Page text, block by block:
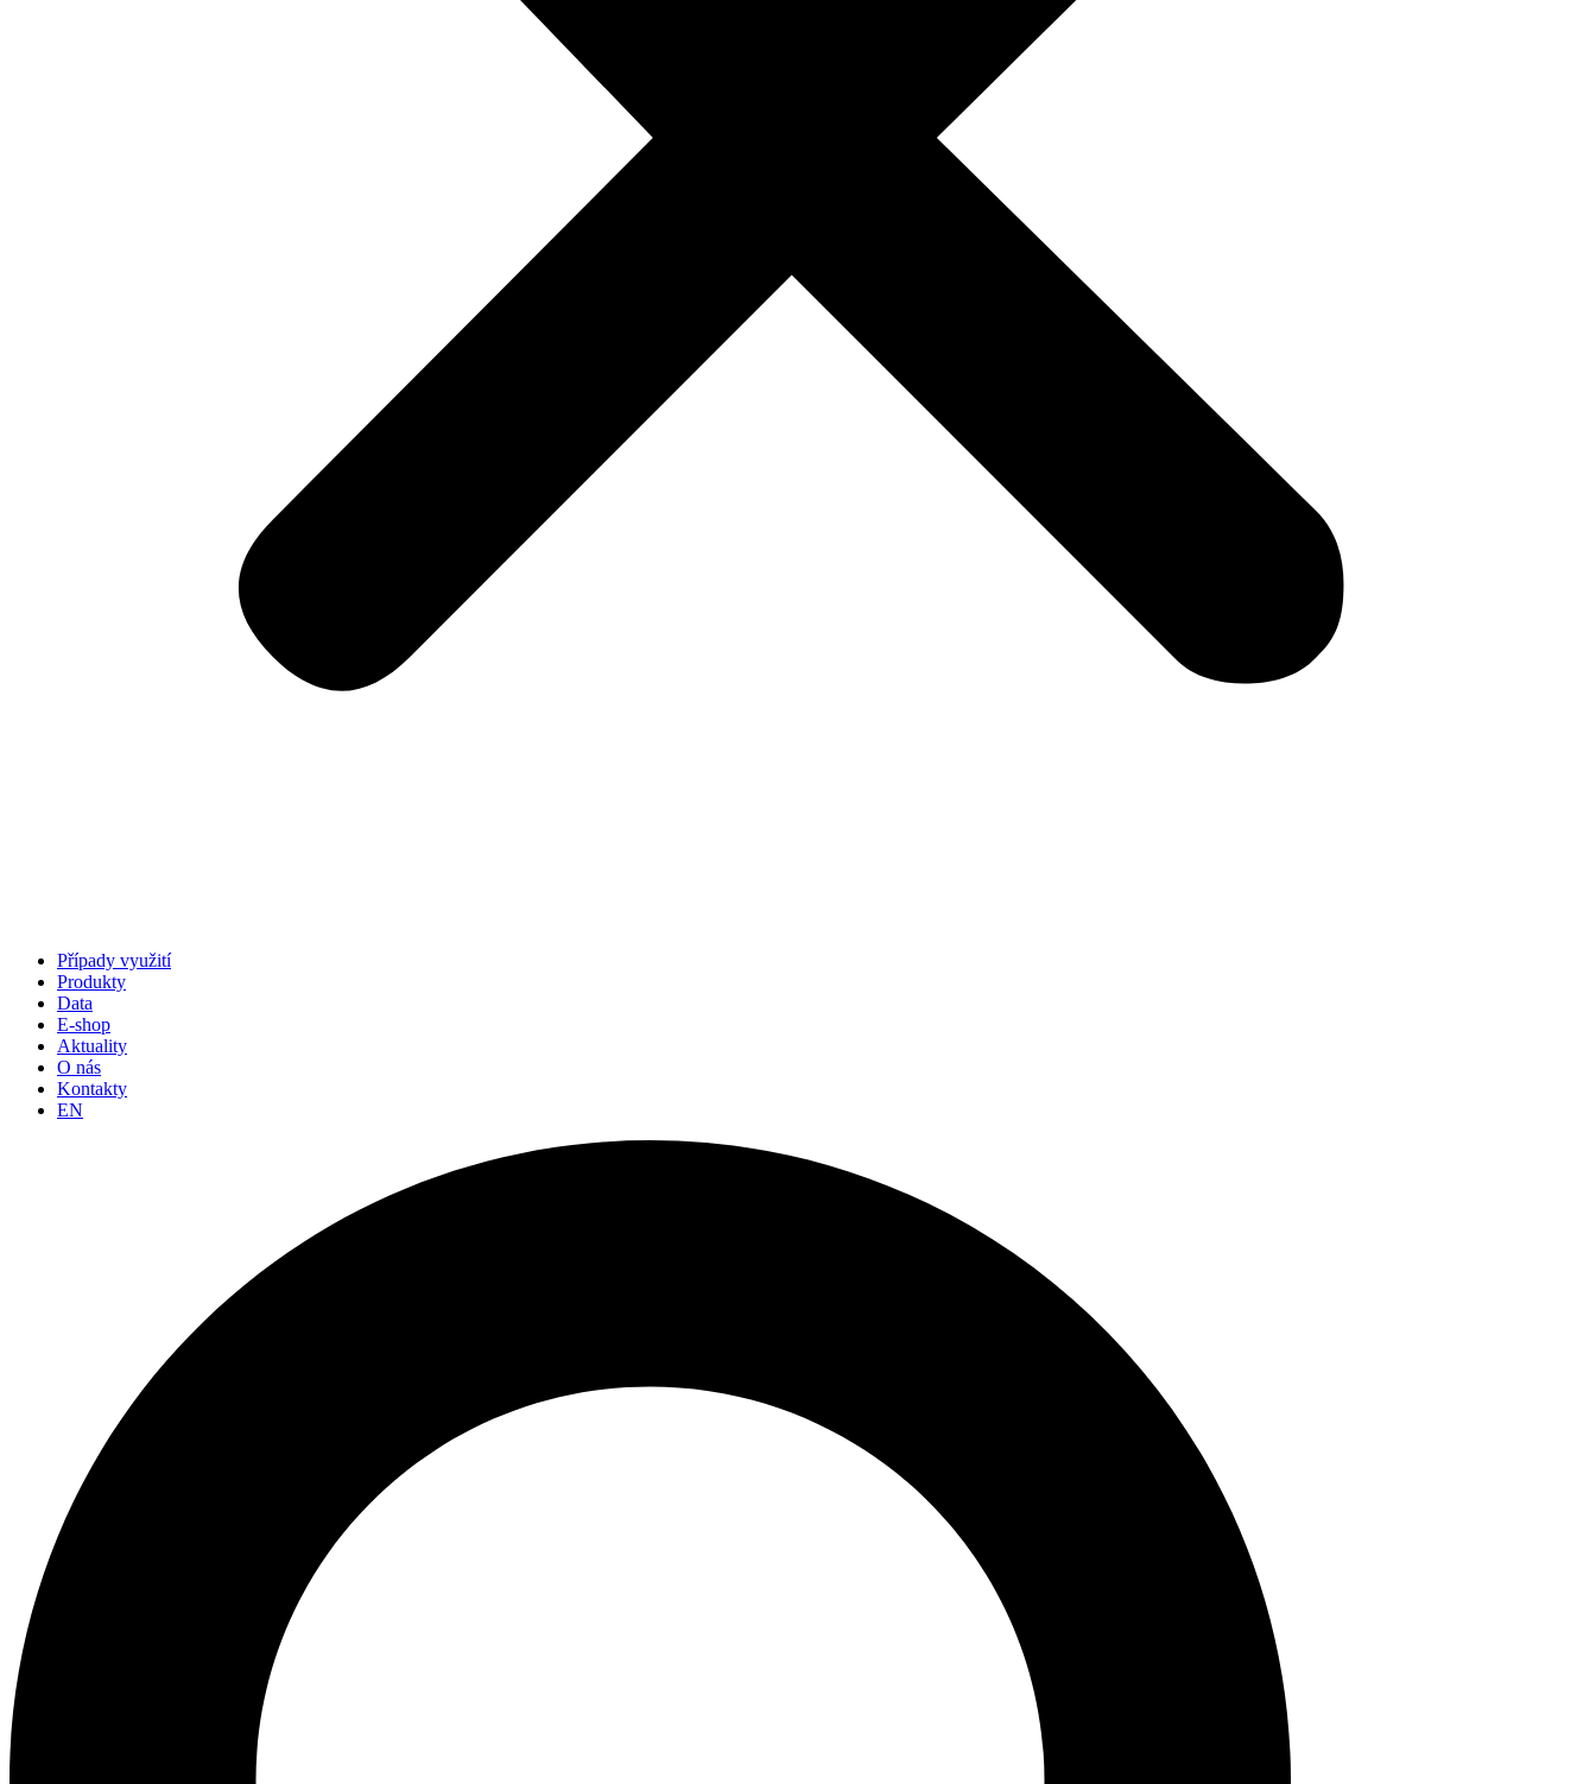
Případy využití
Produkty
Data
E-shop
Aktuality
O nás
Kontakty
EN